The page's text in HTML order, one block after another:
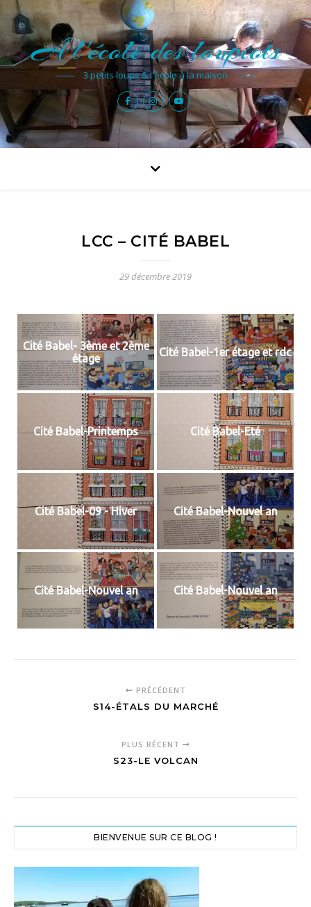
A l'école des loupiots
3 petits loups & l'école à la maison
LCC – CITÉ BABEL
29 décembre 2019
Cité Babel- 3ème et 2ème
étage
Cité Babel-1er étage et rdc
Cité Babel-Printemps Cité Babel-Eté
Cité Babel-09 - Hiver Cité Babel-Nouvel an
Cité Babel-Nouvel an Cité Babel-Nouvel an
PRÉCÉDENT
S14-ÉTALS DU MARCHÉ
PLUS RÉCENT
S23-LE VOLCAN
BIENVENUE SUR CE BLOG !